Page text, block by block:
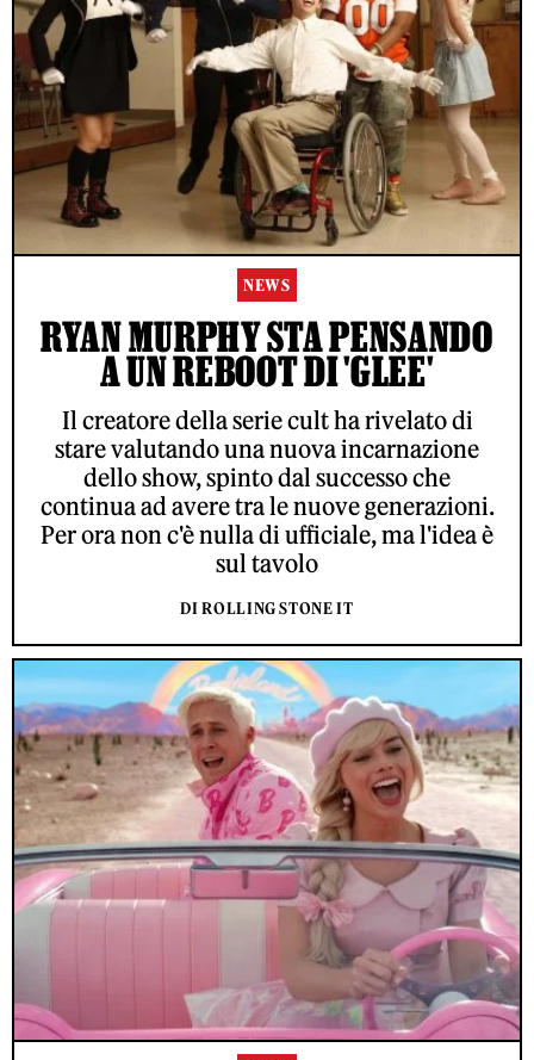
NEWS
RYAN MURPHY STA PENSANDO
A UN REBOOT DI 'GLEE'
Il creatore della serie cult ha rivelato di
stare valutando una nuova incarnazione
dello show, spinto dal successo che
continua ad avere tra le nuove generazioni.
Per ora non c'è nulla di ufficiale, ma l'idea è
sul tavolo
DI ROLLING STONE IT